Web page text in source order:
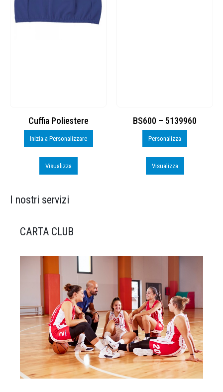
Cuffia Poliestere
Inizia a Personalizzare
Visualizza
BS600 – 5139960
Personalizza
Visualizza
I nostri servizi
CARTA CLUB